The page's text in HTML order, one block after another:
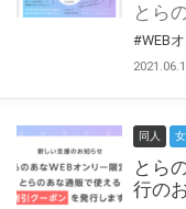
#WEB
同人
とら
行の